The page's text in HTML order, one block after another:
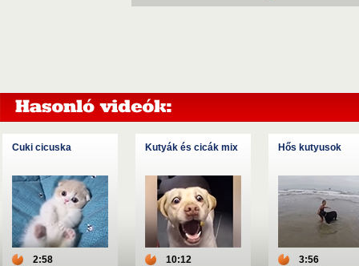
Cuki cicuska
2:58
Kutyák és cicák mix
10:12
Hős kutyusok
3:56